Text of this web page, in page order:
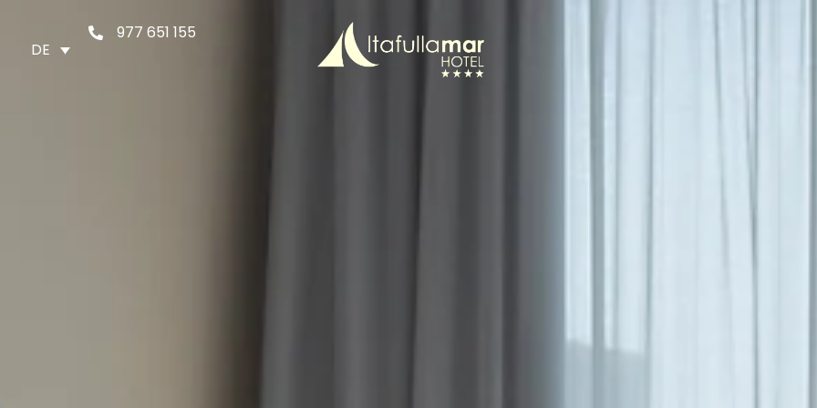
DE
977 651 155